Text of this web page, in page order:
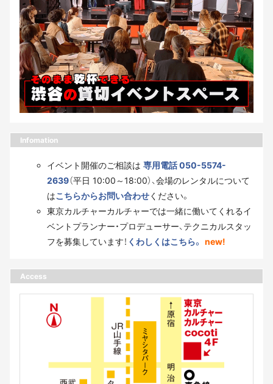
Infomation
イベント開催のご相談は 専用電話 050-5574-
2639（平日 10:00～18:00）、会場のレンタルについて
はこちらからお問い合わせください。
東京カルチャーカルチャーでは一緒に働いてくれるイ
ベントプランナー・プロデューサー、テクニカルスタッ
フを募集しています！ くわしくはこちら。 new!
Access